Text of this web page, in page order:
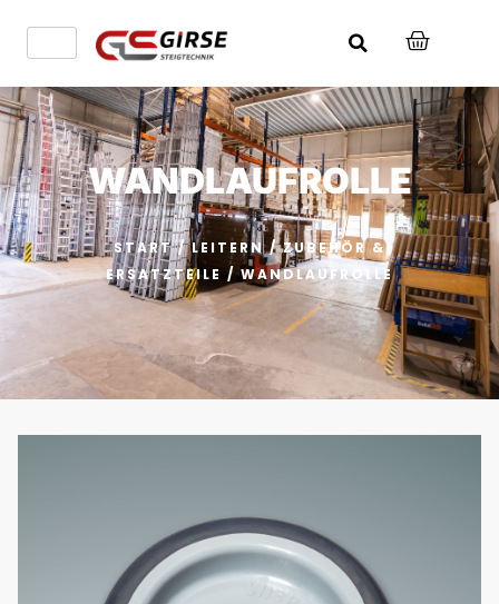
WANDLAUFROLLE
START/LEITERN/ZUBEHÖR &
ERSATZTEILE / WANDLAUFROLLE